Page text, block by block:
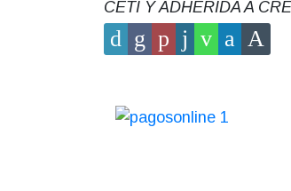
CETI Y ADHERIDA A